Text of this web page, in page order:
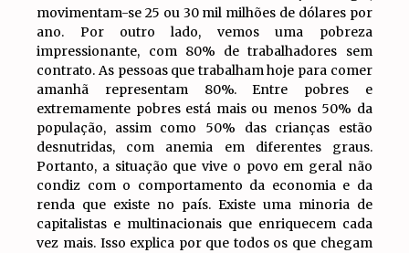
movimentam-se 25 ou 30 mil milhões de dólares por
ano. Por outro lado, vemos uma pobreza
impressionante, com 80% de trabalhadores sem
contrato. As pessoas que trabalham hoje para comer
amanhã representam 80%. Entre pobres e
extremamente pobres está mais ou menos 50% da
população, assim como 50% das crianças estão
desnutridas, com anemia em diferentes graus.
Portanto, a situação que vive o povo em geral não
condiz com o comportamento da economia e da
renda que existe no país. Existe uma minoria de
capitalistas e multinacionais que enriquecem cada
vez mais. Isso explica por que todos os que chegam